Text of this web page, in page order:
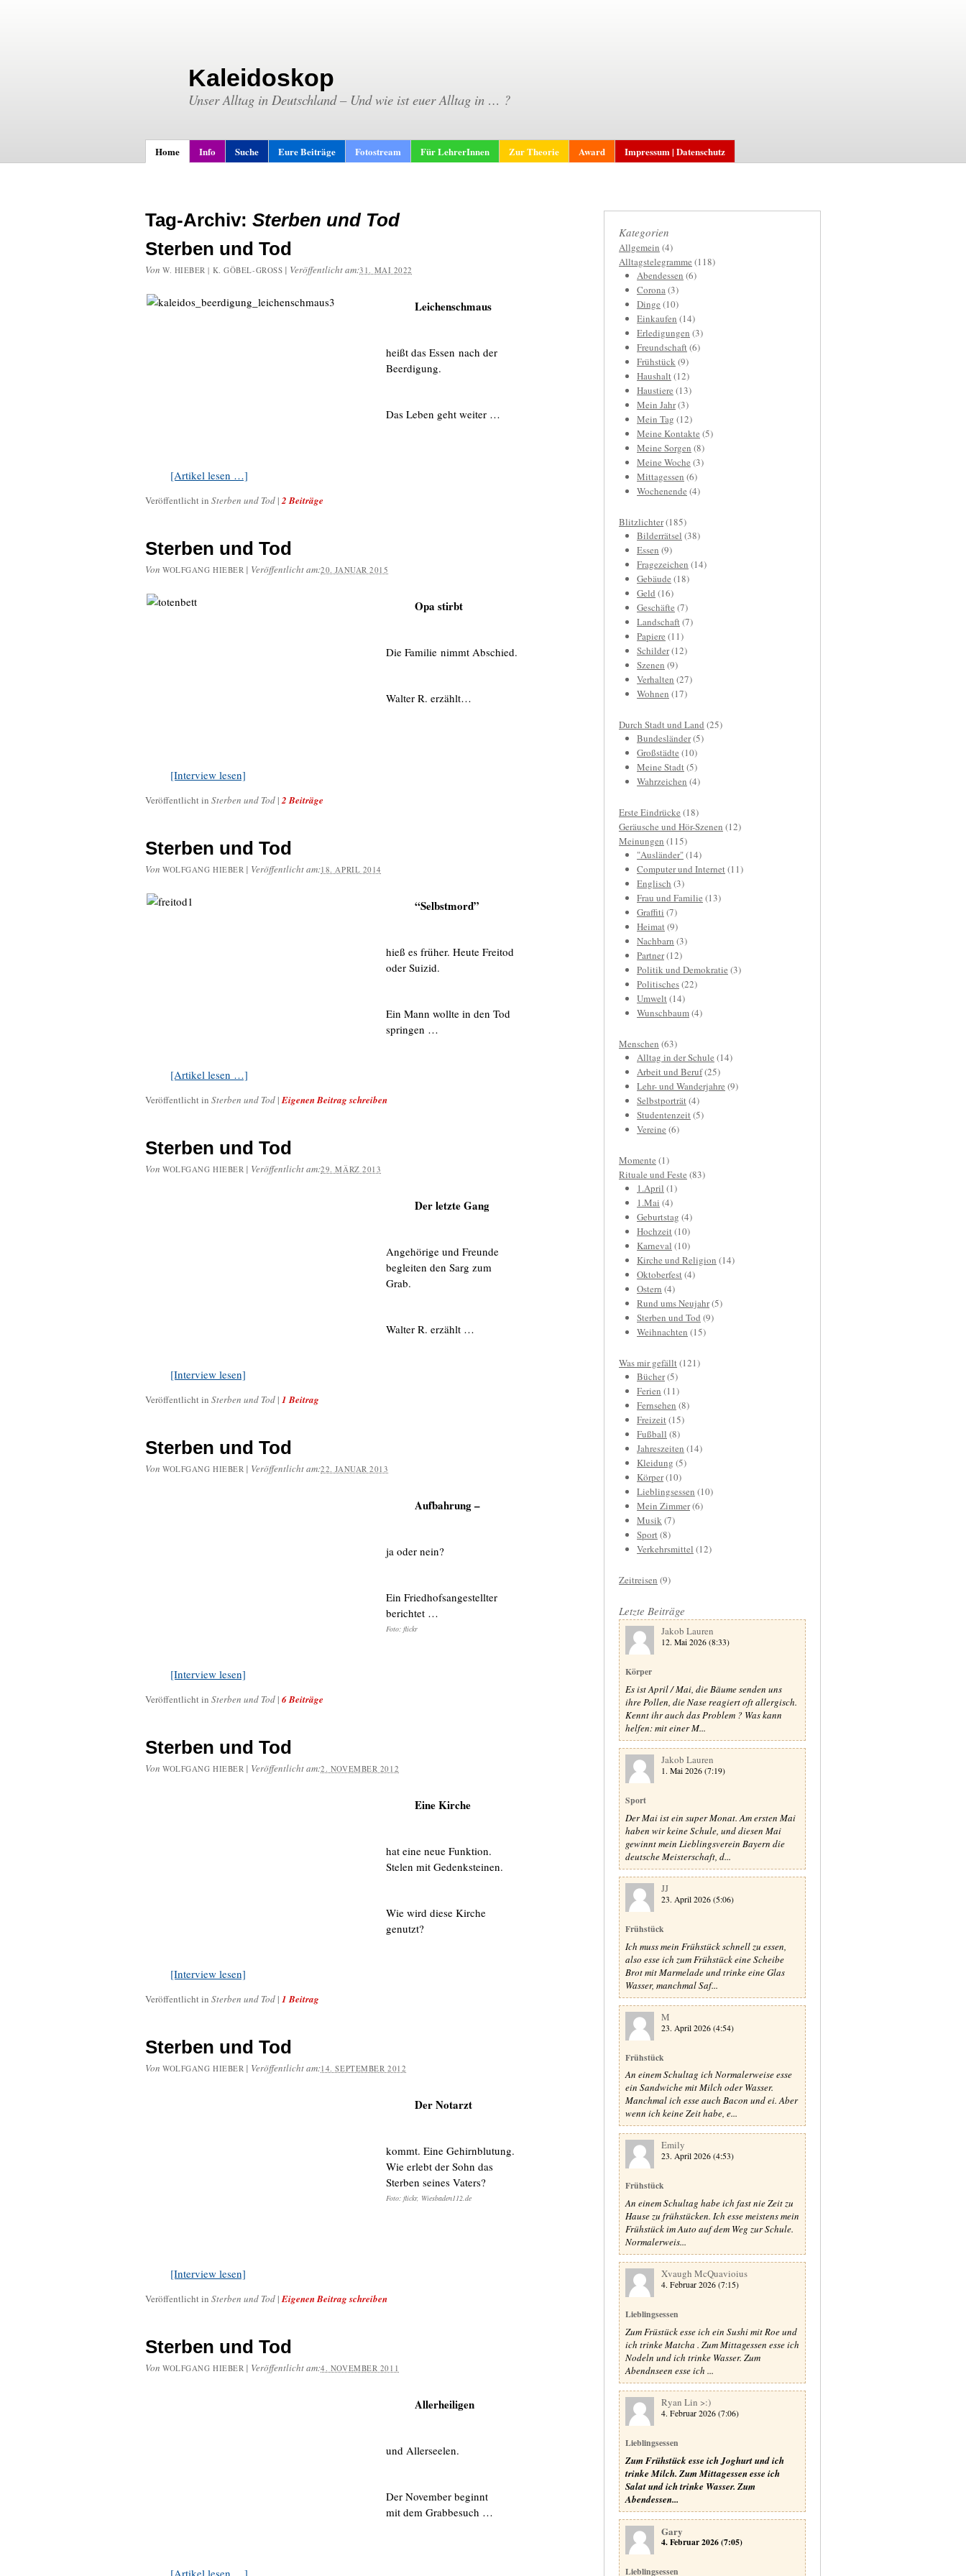
Kaleidoskop
Unser Alltag in Deutschland – Und wie ist euer Alltag in … ?
Home Info Suche Eure Beiträge Fotostream Für LehrerInnen Zur Theorie Award Impressum | Datenschutz
Tag-Archiv: Sterben und Tod
Sterben und Tod
Von W. HIEBER | K. GÖBEL-GROSS | Veröffentlicht am:31. MAI 2022
Leichenschmaus
heißt das Essen nach der
Beerdigung.
Das Leben geht weiter …
[Artikel lesen …]
Veröffentlicht in Sterben und Tod | 2 Beiträge
Sterben und Tod
Von WOLFGANG HIEBER | Veröffentlicht am:20. JANUAR 2015
Opa stirbt
Die Familie nimmt Abschied.
Walter R. erzählt…
[Interview lesen]
Veröffentlicht in Sterben und Tod | 2 Beiträge
Sterben und Tod
Von WOLFGANG HIEBER | Veröffentlicht am:18. APRIL 2014
“Selbstmord”
hieß es früher. Heute Freitod
oder Suizid.
Ein Mann wollte in den Tod
springen …
[Artikel lesen …]
Veröffentlicht in Sterben und Tod | Eigenen Beitrag schreiben
Sterben und Tod
Von WOLFGANG HIEBER | Veröffentlicht am:29. MÄRZ 2013
Der letzte Gang
Angehörige und Freunde
begleiten den Sarg zum
Grab.
Walter R. erzählt …
[Interview lesen]
Veröffentlicht in Sterben und Tod | 1 Beitrag
Sterben und Tod
Von WOLFGANG HIEBER | Veröffentlicht am:22. JANUAR 2013
Aufbahrung –
ja oder nein?
Ein Friedhofsangestellter
berichtet …
Foto: flickr
[Interview lesen]
Veröffentlicht in Sterben und Tod | 6 Beiträge
Sterben und Tod
Von WOLFGANG HIEBER | Veröffentlicht am:2. NOVEMBER 2012
Eine Kirche
hat eine neue Funktion.
Stelen mit Gedenksteinen.
Wie wird diese Kirche
genutzt?
[Interview lesen]
Veröffentlicht in Sterben und Tod | 1 Beitrag
Sterben und Tod
Von WOLFGANG HIEBER | Veröffentlicht am:14. SEPTEMBER 2012
Der Notarzt
kommt. Eine Gehirnblutung.
Wie erlebt der Sohn das
Sterben seines Vaters?
Foto: flickr, Wiesbaden112.de
[Interview lesen]
Veröffentlicht in Sterben und Tod | Eigenen Beitrag schreiben
Sterben und Tod
Von WOLFGANG HIEBER | Veröffentlicht am:4. NOVEMBER 2011
Allerheiligen
und Allerseelen.
Der November beginnt
mit dem Grabbesuch …
[Artikel lesen …]
Kategorien
Allgemein (4)
Alltagstelegramme (118)
Abendessen (6)
Corona(3)
Dinge (10)
Einkaufen (14)
Erledigungen (3)
Freundschaft(6)
Frühstück(9)
Haushalt(12)
Haustiere (13)
Mein Jahr(3)
Mein Tag (12)
Meine Kontakte (5)
Meine Sorgen (8)
Meine Woche (3)
Mittagessen (6)
Wochenende (4)
Blitzlichter(185)
Bilderrätsel (38)
Essen (9)
Fragezeichen (14)
Gebäude (18)
Geld (16)
Geschäfte (7)
Landschaft(7)
Papiere (11)
Schilder(12)
Szenen (9)
Verhalten (27)
Wohnen (17)
Durch Stadt und Land (25)
Bundesländer(5)
Großstädte (10)
Meine Stadt(5)
Wahrzeichen (4)
Erste Eindrücke (18)
Geräusche und Hör-Szenen (12)
Meinungen (115)
"Ausländer"(14)
Computer und Internet(11)
Englisch (3)
Frau und Familie (13)
Graffiti (7)
Heimat(9)
Nachbarn (3)
Partner(12)
Politik und Demokratie (3)
Politisches(22)
Umwelt(14)
Wunschbaum(4)
Menschen (63)
Alltag in der Schule (14)
Arbeit und Beruf(25)
Lehr- und Wanderjahre (9)
Selbstporträt(4)
Studentenzeit(5)
Vereine (6)
Momente (1)
Rituale und Feste (83)
1.April (1)
1.Mai (4)
Geburtstag (4)
Hochzeit(10)
Karneval (10)
Kirche und Religion (14)
Oktoberfest(4)
Ostern (4)
Rund ums Neujahr(5)
Sterben und Tod (9)
Weihnachten (15)
Was mir gefällt(121)
Bücher(5)
Ferien (11)
Fernsehen (8)
Freizeit(15)
Fußball (8)
Jahreszeiten (14)
Kleidung (5)
Körper(10)
Lieblingsessen (10)
Mein Zimmer(6)
Musik(7)
Sport(8)
Verkehrsmittel (12)
Zeitreisen (9)
Letzte Beiträge
Jakob Lauren
12. Mai 2026 (8:33)
Körper
Es ist April / Mai, die Bäume senden uns
ihre Pollen, die Nase reagiert oft allergisch.
Kennt ihr auch das Problem ? Was kann
helfen: mit einer M...
Jakob Lauren
1. Mai 2026 (7:19)
Sport
Der Mai ist ein super Monat. Am ersten Mai
haben wir keine Schule, und diesen Mai
gewinnt mein Lieblingsverein Bayern die
deutsche Meisterschaft, d...
JJ
23. April 2026 (5:06)
Frühstück
Ich muss mein Frühstück schnell zu essen,
also esse ich zum Frühstück eine Scheibe
Brot mit Marmelade und trinke eine Glas
Wasser, manchmal Saf...
M
23. April 2026 (4:54)
Frühstück
An einem Schultag ich Normalerweise esse
ein Sandwiche mit Milch oder Wasser.
Manchmal ich esse auch Bacon und ei. Aber
wenn ich keine Zeit habe, e...
Emily
23. April 2026 (4:53)
Frühstück
An einem Schultag habe ich fast nie Zeit zu
Hause zu frühstücken. Ich esse meistens mein
Frühstück im Auto auf dem Weg zur Schule.
Normalerweis...
Xvaugh McQuavioius
4. Februar 2026 (7:15)
Lieblingsessen
Zum Früstück esse ich ein Sushi mit Roe und
ich trinke Matcha . Zum Mittagessen esse ich
Nodeln und ich trinke Wasser. Zum
Abendnseen esse ich ...
Ryan Lin >:)
4. Februar 2026 (7:06)
Lieblingsessen
Zum Frühstück esse ich Joghurt und ich
trinke Milch. Zum Mittagessen esse ich
Salat und ich trinke Wasser. Zum
Abendessen...
Gary
4. Februar 2026 (7:05)
Lieblingsessen